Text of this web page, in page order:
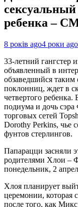
ребенка –
8 років ago4 роки ago
33-летний
объявленный в
обзаведшийся таким
поклонниц, ждет в
четвертого ребенка.
подиума и дочь
торговых сетей
Dorothy Perkins, чье
фунтов стерлингов.
Папарацци засняли
родителями Хлои –
понедельник, 2
Хлоя планирует
церемонии, которая
после того, как